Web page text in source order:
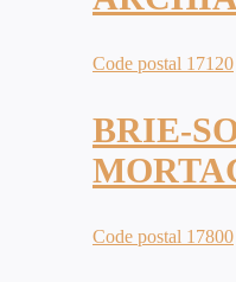
Code postal 17120
BRIE-
Code postal 17800